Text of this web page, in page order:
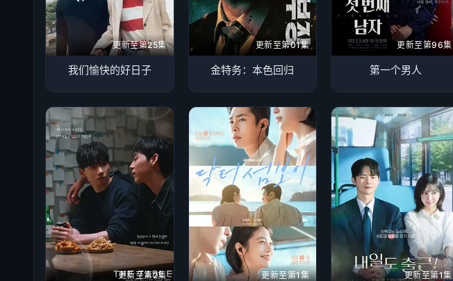
更新至第25集
我们愉快的好日子
更新至第01集
金特务：本色回归
更新至第96集
第一个男人
更新至第2集 更新至第1集 更新至第1集